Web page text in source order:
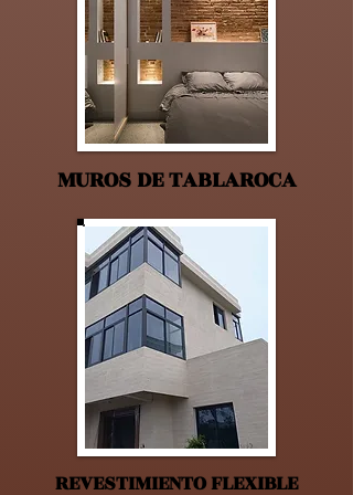
MUROS DE TABLAROCA
REVESTIMIENTO FLEXIBLE